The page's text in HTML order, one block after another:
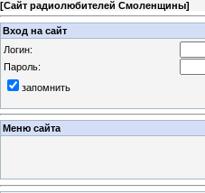
[Сайт радиолюбителей Смоленщины]
Вход на сайт
Логин:
Пароль:
запомнить
Меню сайта